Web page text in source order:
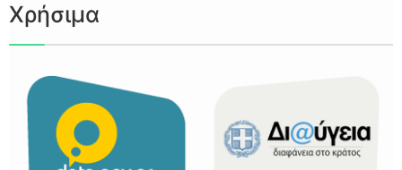
Χρήσιμα